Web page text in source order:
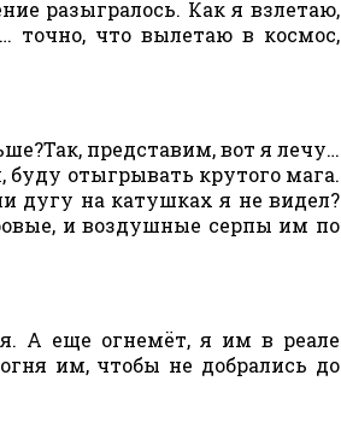
разыгралось. Как я взлетаю,
точно, что вылетаю в космос,
представим, вот я лечу…
отыгрывать крутого мага.
дугу на катушках я не видел?
и воздушные серпы им по
А еще огнемёт, я им в реале
им, чтобы не добрались до